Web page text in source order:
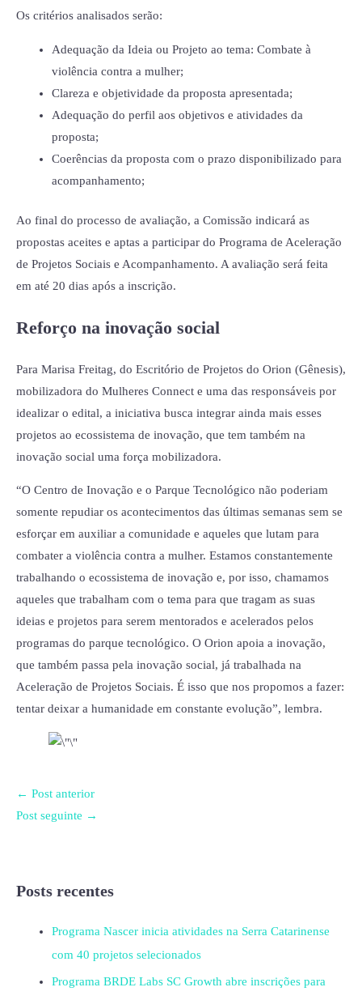
Os critérios analisados serão:
Adequação da Ideia ou Projeto ao tema: Combate à
violência contra a mulher;
Clareza e objetividade da proposta apresentada;
Adequação do perfil aos objetivos e atividades da
proposta;
Coerências da proposta com o prazo disponibilizado para
acompanhamento;
Ao final do processo de avaliação, a Comissão indicará as
propostas aceites e aptas a participar do Programa de Aceleração
de Projetos Sociais e Acompanhamento. A avaliação será feita
em até 20 dias após a inscrição.
Reforço na inovação social
Para Marisa Freitag, do Escritório de Projetos do Orion (Gênesis),
mobilizadora do Mulheres Connect e uma das responsáveis por
idealizar o edital, a iniciativa busca integrar ainda mais esses
projetos ao ecossistema de inovação, que tem também na
inovação social uma força mobilizadora.
“O Centro de Inovação e o Parque Tecnológico não poderiam
somente repudiar os acontecimentos das últimas semanas sem se
esforçar em auxiliar a comunidade e aqueles que lutam para
combater a violência contra a mulher. Estamos constantemente
trabalhando o ecossistema de inovação e, por isso, chamamos
aqueles que trabalham com o tema para que tragam as suas
ideias e projetos para serem mentorados e acelerados pelos
programas do parque tecnológico. O Orion apoia a inovação,
que também passa pela inovação social, já trabalhada na
Aceleração de Projetos Sociais. É isso que nos propomos a fazer:
tentar deixar a humanidade em constante evolução”, lembra.
← Post anterior
Post seguinte →
Posts recentes
Programa Nascer inicia atividades na Serra Catarinense
com 40 projetos selecionados
Programa BRDE Labs SC Growth abre inscrições para